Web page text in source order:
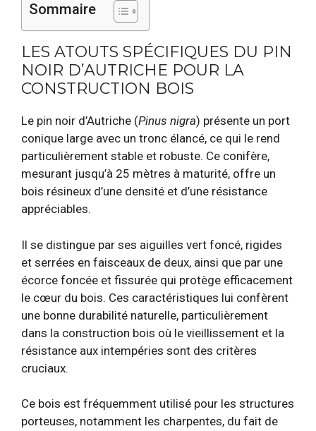
Sommaire
LES ATOUTS SPÉCIFIQUES DU PIN
NOIR D’AUTRICHE POUR LA
CONSTRUCTION BOIS
Le pin noir d’Autriche (Pinus nigra) présente un port
conique large avec un tronc élancé, ce qui le rend
particulièrement stable et robuste. Ce conifère,
mesurant jusqu’à 25 mètres à maturité, offre un
bois résineux d’une densité et d’une résistance
appréciables.
Il se distingue par ses aiguilles vert foncé, rigides
et serrées en faisceaux de deux, ainsi que par une
écorce foncée et fissurée qui protège efficacement
le cœur du bois. Ces caractéristiques lui confèrent
une bonne durabilité naturelle, particulièrement
dans la construction bois où le vieillissement et la
résistance aux intempéries sont des critères
cruciaux.
Ce bois est fréquemment utilisé pour les structures
porteuses, notamment les charpentes, du fait de